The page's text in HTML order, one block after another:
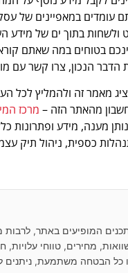
עומדים במאפיינים של
ולשחות בתוך ים של מידע
בטוחים במה שאתם
הנכון, צרו קשר עם
מאמר זה ולהמליץ לכל
מהאתר הזה – מרכז
מענה, מידע ופתרונות
כספית, ניהול תיק
המופיעים באתר, לרבות
מחירים, טווחי עלויות,
כל הבטחה משתמעת, ניתנים